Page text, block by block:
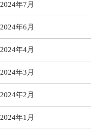
2024年7月
2024年6月
2024年4月
2024年3月
2024年2月
2024年1月